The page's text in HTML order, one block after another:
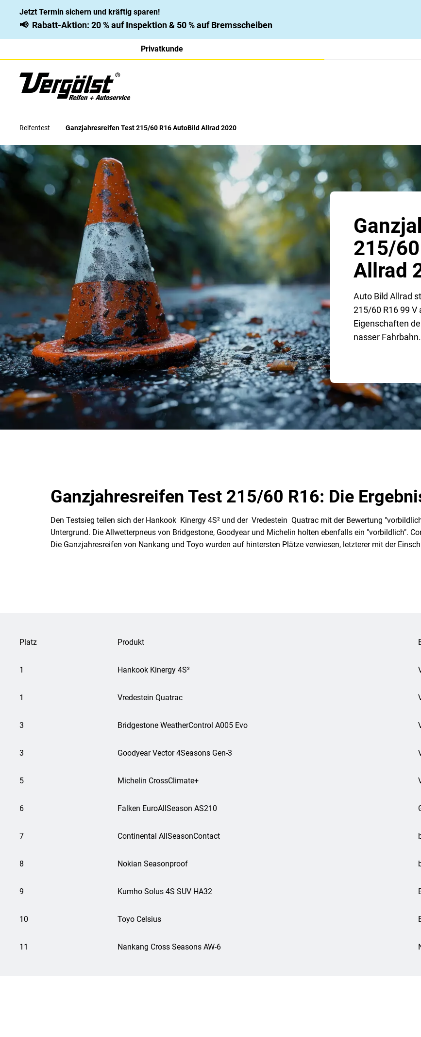
Jetzt Termin sichern und kräftig sparen!
📢 Rabatt-Aktion: 20 % auf Inspektion & 50 % auf Bremsscheiben
Privatkunde
Reifentest Ganzjahresreifen Test 215/60 R16 AutoBild Allrad 2020
215/
Allrad
Auto Bild Allrad
215/60 R16 99
Eigenschaften
nasser
Ganzjahresreifen Test 215/60 R16: Die
Den Testsieg teilen sich der Hankook Kinergy 4S² und der Vredestein Quatrac mit der Bewertung
Untergrund. Die Allwetterpneus von Bridgestone, Goodyear und Michelin holten ebenfalls ein "vorbildlich".
Die Ganzjahresreifen von Nankang und Toyo wurden auf hintersten Plätze verwiesen, letzterer mit der
Platz Produkt
1 Hankook Kinergy 4S²
1 Vredestein Quatrac
3 Bridgestone WeatherControl A005 Evo
3 Goodyear Vector 4Seasons Gen-3
5 Michelin CrossClimate+
6 Falken EuroAllSeason AS210
7 Continental AllSeasonContact
8 Nokian Seasonproof
9 Kumho Solus 4S SUV HA32
10 Toyo Celsius
11 Nankang Cross Seasons AW-6